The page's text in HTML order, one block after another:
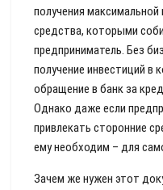
получения
средства, которыми
предприниматель. Без
получение инвестиций в
обращение в банк за
Однако даже если
привлекать сторонние
ему необходим – для
Зачем же нужен этот